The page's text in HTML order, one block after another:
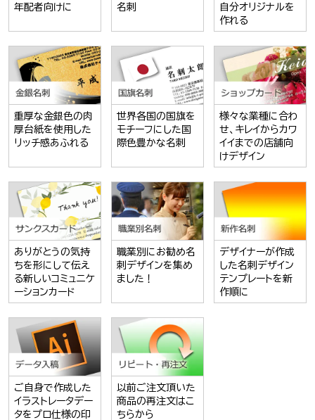
年配者向けに
名刺
自分オリジナルを
作れる
重厚な金銀色の肉
厚台紙を使用した
リッチ感あふれる
世界各国の国旗を
モチーフにした国
際色豊かな名刺
様々な業種に合わ
せ、キレイからカワ
イイまでの店舗向
けデザイン
ありがとうの気持
ちを形にして伝え
る新しいコミュニケ
ーションカード
職業別にお勧め名
刺デザインを集め
ました！
デザイナーが作成
した名刺デザイン
テンプレートを新
作順に
ご自身で作成した
イラストレータデー
タをプロ仕様の印
以前ご注文頂いた
商品の再注文はこ
ちらから